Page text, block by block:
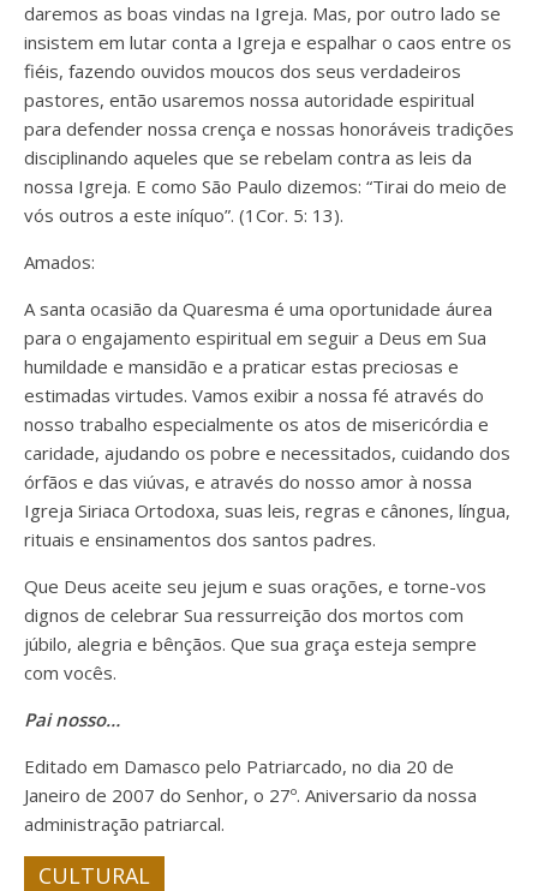
daremos as boas vindas na Igreja. Mas, por outro lado se
insistem em lutar conta a Igreja e espalhar o caos entre os
fiéis, fazendo ouvidos moucos dos seus verdadeiros
pastores, então usaremos nossa autoridade espiritual
para defender nossa crença e nossas honoráveis tradições
disciplinando aqueles que se rebelam contra as leis da
nossa Igreja. E como São Paulo dizemos: “Tirai do meio de
vós outros a este iníquo”. (1Cor. 5: 13).
Amados:
A santa ocasião da Quaresma é uma oportunidade áurea
para o engajamento espiritual em seguir a Deus em Sua
humildade e mansidão e a praticar estas preciosas e
estimadas virtudes. Vamos exibir a nossa fé através do
nosso trabalho especialmente os atos de misericórdia e
caridade, ajudando os pobre e necessitados, cuidando dos
órfãos e das viúvas, e através do nosso amor à nossa
Igreja Siriaca Ortodoxa, suas leis, regras e cânones, língua,
rituais e ensinamentos dos santos padres.
Que Deus aceite seu jejum e suas orações, e torne-vos
dignos de celebrar Sua ressurreição dos mortos com
júbilo, alegria e bênçãos. Que sua graça esteja sempre
com vocês.
Pai nosso…
Editado em Damasco pelo Patriarcado, no dia 20 de
Janeiro de 2007 do Senhor, o 27º. Aniversario da nossa
administração patriarcal.
CULTURAL